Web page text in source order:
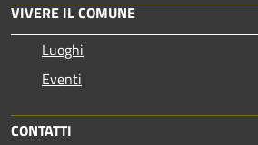
VIVERE IL COMUNE
Luoghi
Eventi
CONTATTI